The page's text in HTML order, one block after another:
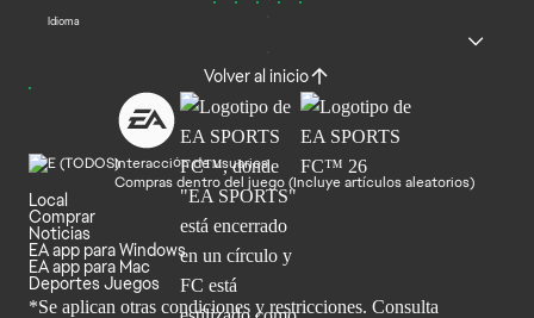
Idioma
Volver al inicio
Interacción de usuarios
Compras dentro del juego (Incluye artículos aleatorios)
Local
Comprar
Noticias
EA app para Windows
EA app para Mac
Deportes Juegos
*Se aplican otras condiciones y restricciones. Consulta